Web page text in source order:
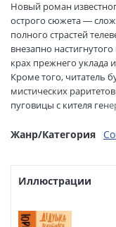
Формат:
Размеры в мм
(ДхШхВ):
Вес:
Страниц:
Тираж:
Код товара:
Артикул:
Новый роман
острого сюжета —
полного страстей
внезапно
крах прежнего уклада
Кроме того, читатель
мистических
пуговицы с кителя
фирменной
Жанр/Категория
Иллюстрации